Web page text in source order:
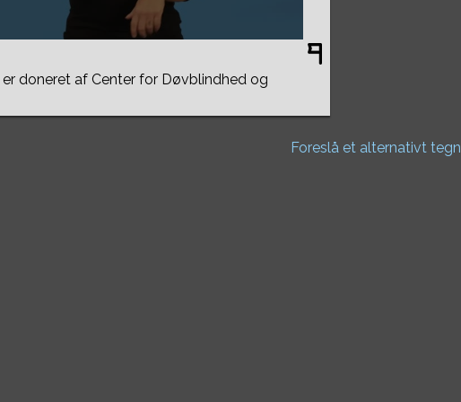
doneret af Center for Døvblindhed og
Foreslå et alternativt tegn